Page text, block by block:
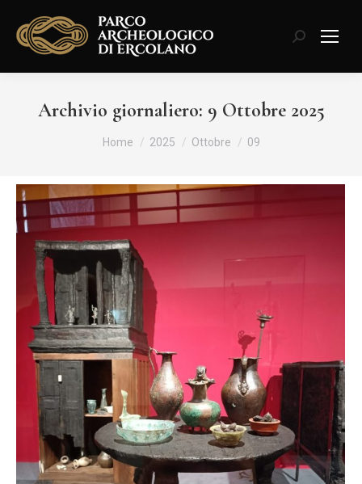
Cerca:
Archivio giornaliero: 9 Ottobre 2025
Tu sei qui:
Home 2025 Ottobre 09